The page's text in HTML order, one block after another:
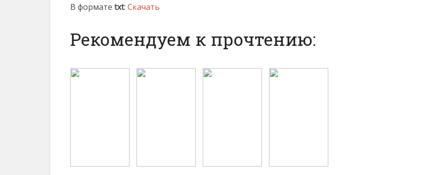
В формате txt: Скачать
Рекомендуем к прочтению: